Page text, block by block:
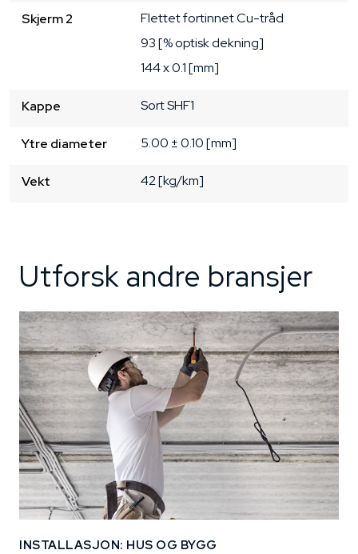
Skjerm 2
Flettet fortinnet Cu-tråd
93 [% optisk dekning]
144 x 0.1 [mm]
Kappe SortSHF1
Ytre diameter 5.00 ± 0.10 [mm]
Vekt 42 [kg/km]
Utforsk andre bransjer
INSTALLASJON: HUS OG BYGG